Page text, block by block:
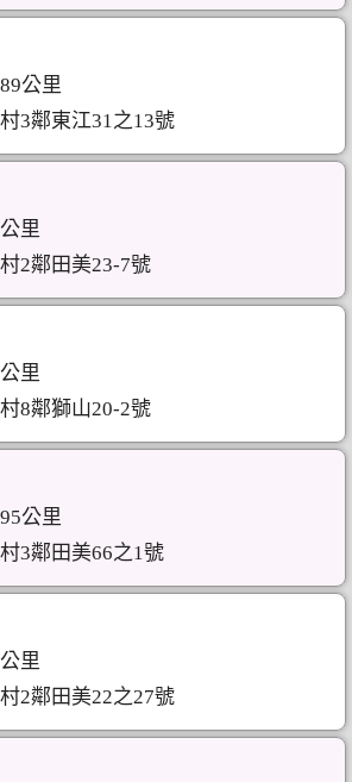
公里
3鄰東江31之13號
里
2鄰田美23-7號
里
8鄰獅山20-2號
公里
3鄰田美66之1號
里
2鄰田美22之27號